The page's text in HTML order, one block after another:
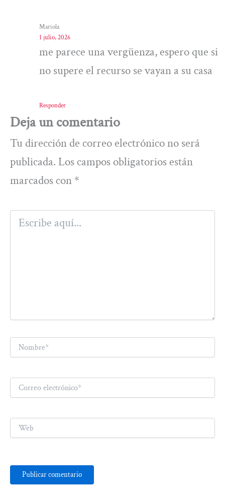
Mariola
1 julio, 2026
me parece una vergüenza, espero que si
no supere el recurso se vayan a su casa
Responder
Deja un comentario
Tu dirección de correo electrónico no será
publicada. Los campos obligatorios están
marcados con *
Escribe
aquí...
Correo
electrónico*
Web